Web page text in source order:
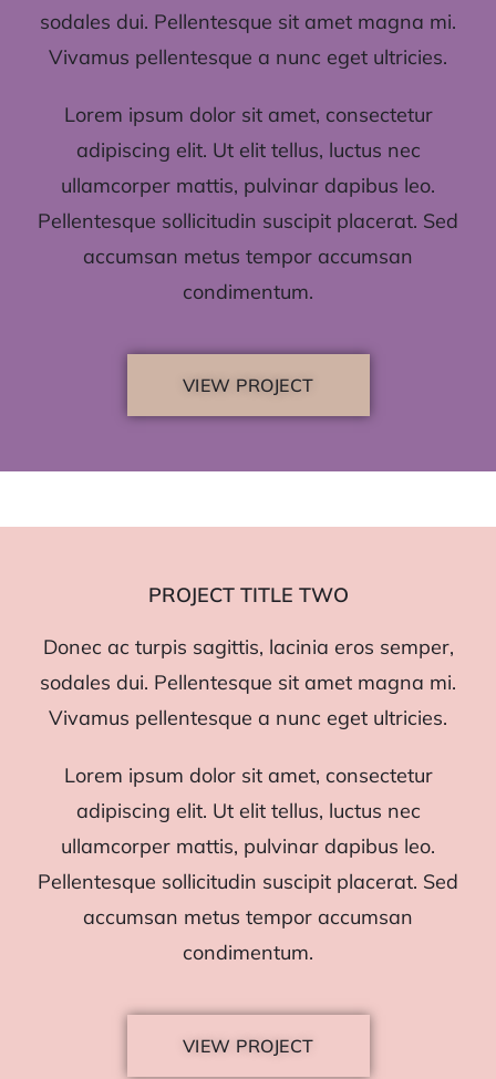
sodales dui. Pellentesque sit amet magna mi.
Vivamus pellentesque a nunc eget ultricies.
Lorem ipsum dolor sit amet, consectetur
adipiscing elit. Ut elit tellus, luctus nec
ullamcorper mattis, pulvinar dapibus leo.
Pellentesque sollicitudin suscipit placerat. Sed
accumsan metus tempor accumsan
condimentum.
VIEW PROJECT
PROJECT TITLE TWO
Donec ac turpis sagittis, lacinia eros semper,
sodales dui. Pellentesque sit amet magna mi.
Vivamus pellentesque a nunc eget ultricies.
Lorem ipsum dolor sit amet, consectetur
adipiscing elit. Ut elit tellus, luctus nec
ullamcorper mattis, pulvinar dapibus leo.
Pellentesque sollicitudin suscipit placerat. Sed
accumsan metus tempor accumsan
condimentum.
VIEW PROJECT